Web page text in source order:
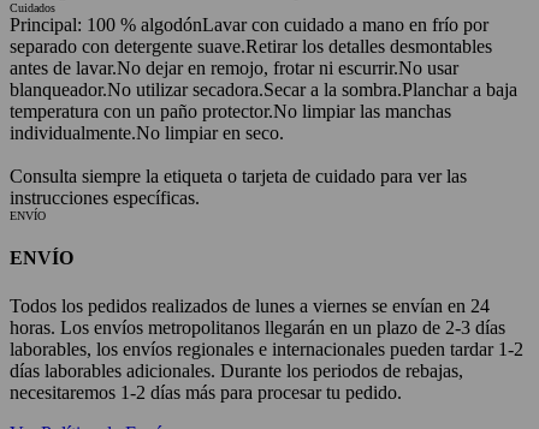
Cuidados
Principal: 100 % algodónLavar con cuidado a mano en frío por
separado con detergente suave.Retirar los detalles desmontables
antes de lavar.No dejar en remojo, frotar ni escurrir.No usar
blanqueador.No utilizar secadora.Secar a la sombra.Planchar a baja
temperatura con un paño protector.No limpiar las manchas
individualmente.No limpiar en seco.
Consulta siempre la etiqueta o tarjeta de cuidado para ver las
instrucciones específicas.
ENVÍO
ENVÍO
Todos los pedidos realizados de lunes a viernes se envían en 24
horas. Los envíos metropolitanos llegarán en un plazo de 2-3 días
laborables, los envíos regionales e internacionales pueden tardar 1-2
días laborables adicionales. Durante los periodos de rebajas,
necesitaremos 1-2 días más para procesar tu pedido.